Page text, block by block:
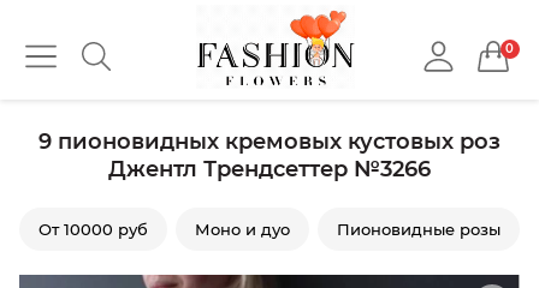
0
9 пионовидных кремовых кустовых роз
Джентл Трендсеттер №3266
От 10000 руб Моно и дуо Пионовидные розы